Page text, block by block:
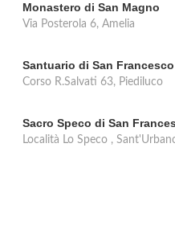
Monastero di San Magno
Via Posterola 6, Amelia
Santuario di San
Corso R.Salvati 63, Piediluco
Sacro Speco di San
Località Lo Speco ,